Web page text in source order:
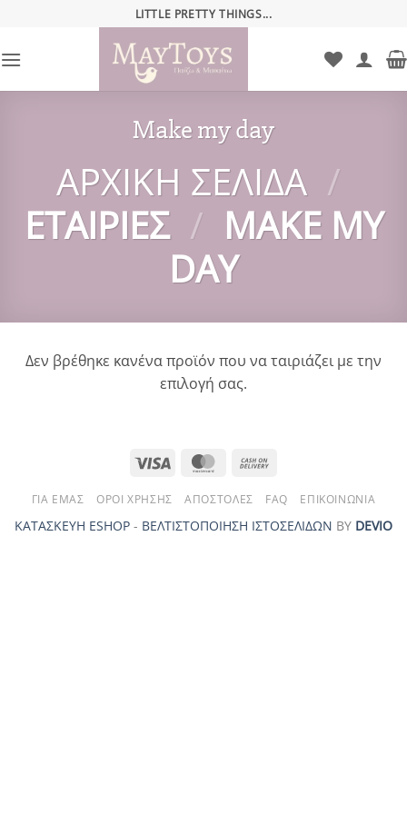
περιεχόμενο
LITTLE PRETTY THINGS...
Make my day
ΑΡΧΙΚΉ ΣΕΛΊΔΑ /
ΕΤΑΙΡΊΕΣ / MAKE MY
DAY
Δεν βρέθηκε κανένα προϊόν που να ταιριάζει με την
επιλογή σας.
Visa MasterCard
Delivery
ΓΙΑ ΕΜΆΣ ΌΡΟΙ ΧΡΉΣΗΣ ΑΠΟΣΤΟΛΈΣ FAQ ΕΠΙΚΟΙΝΩΝΊΑ
ΚΑΤΑΣΚΕΥΗ ESHOP - ΒΕΛΤΙΣΤΟΠΟΙΗΣΗ ΙΣΤΟΣΕΛΙΔΩΝ ΒΥ DEVIO